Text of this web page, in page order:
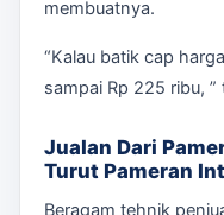
membuatnya.
“Kalau batik cap
sampai Rp 225 ribu, ”
Jualan Dari
Turut Pameran